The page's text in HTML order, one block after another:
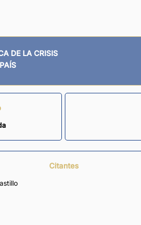
DE LA CRISIS
Citantes